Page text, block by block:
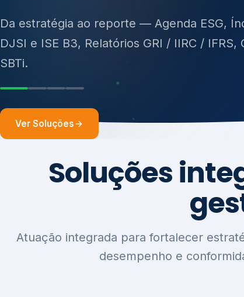
14001, ISO 45001, ONA e PNQ — Gestão de
sólidos (PGRS/PMGRS).
Ver Soluções
Soluções
Atuação integrada para fortalecer
desempenho e